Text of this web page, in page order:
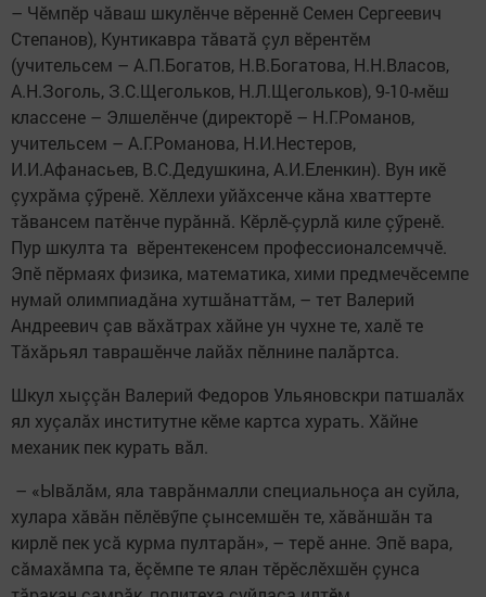
– Чӗмпӗр чăваш шкулӗнче вӗреннӗ Семен Сергеевич
Степанов), Кунтикавра тăватă çул вӗрентӗм
(учительсем – А.П.Богатов, Н.В.Богатова, Н.Н.Власов,
А.Н.Зоголь, З.С.Щегольков, Н.Л.Щегольков), 9-10-мӗш
классене – Элшелӗнче (директорӗ – Н.Г.Романов,
учительсем – А.Г.Романова, Н.И.Нестеров,
И.И.Афанасьев, В.С.Дедушкина, А.И.Еленкин). Вун икӗ
çухрăма çӳренӗ. Хӗллехи уйăхсенче кăна хваттерте
тăвансем патӗнче пурăннă. Кӗрлӗ-çурлă киле çӳренӗ.
Пур шкулта та вӗрентекенсем профессионалсемччӗ.
Эпӗ пӗрмаях физика, математика, хими предмечӗсемпе
нумай олимпиадăна хутшăнаттăм, – тет Валерий
Андреевич çав вăхăтрах хăйне ун чухне те, халӗ те
Тăхăрьял таврашӗнче лайăх пӗлнине палăртса.
Шкул хыççăн Валерий Федоров Ульяновскри патшалăх
ял хуçалăх институтне кӗме картса хурать. Хăйне
механик пек курать вăл.
– «Ывăлăм, яла таврăнмалли специальноçа ан суйла,
хулара хăвăн пӗлӗвӳпе çынсемшӗн те, хăвăншăн та
кирлӗ пек усă курма пултарăн», – терӗ анне. Эпӗ вара,
сăмахăмпа та, ӗçӗмпе те ялан тӗрӗслӗхшӗн çунса